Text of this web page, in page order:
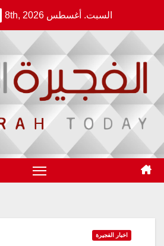
content
السبت. أغسطس 8th, 2026
اخبار الفجيرة